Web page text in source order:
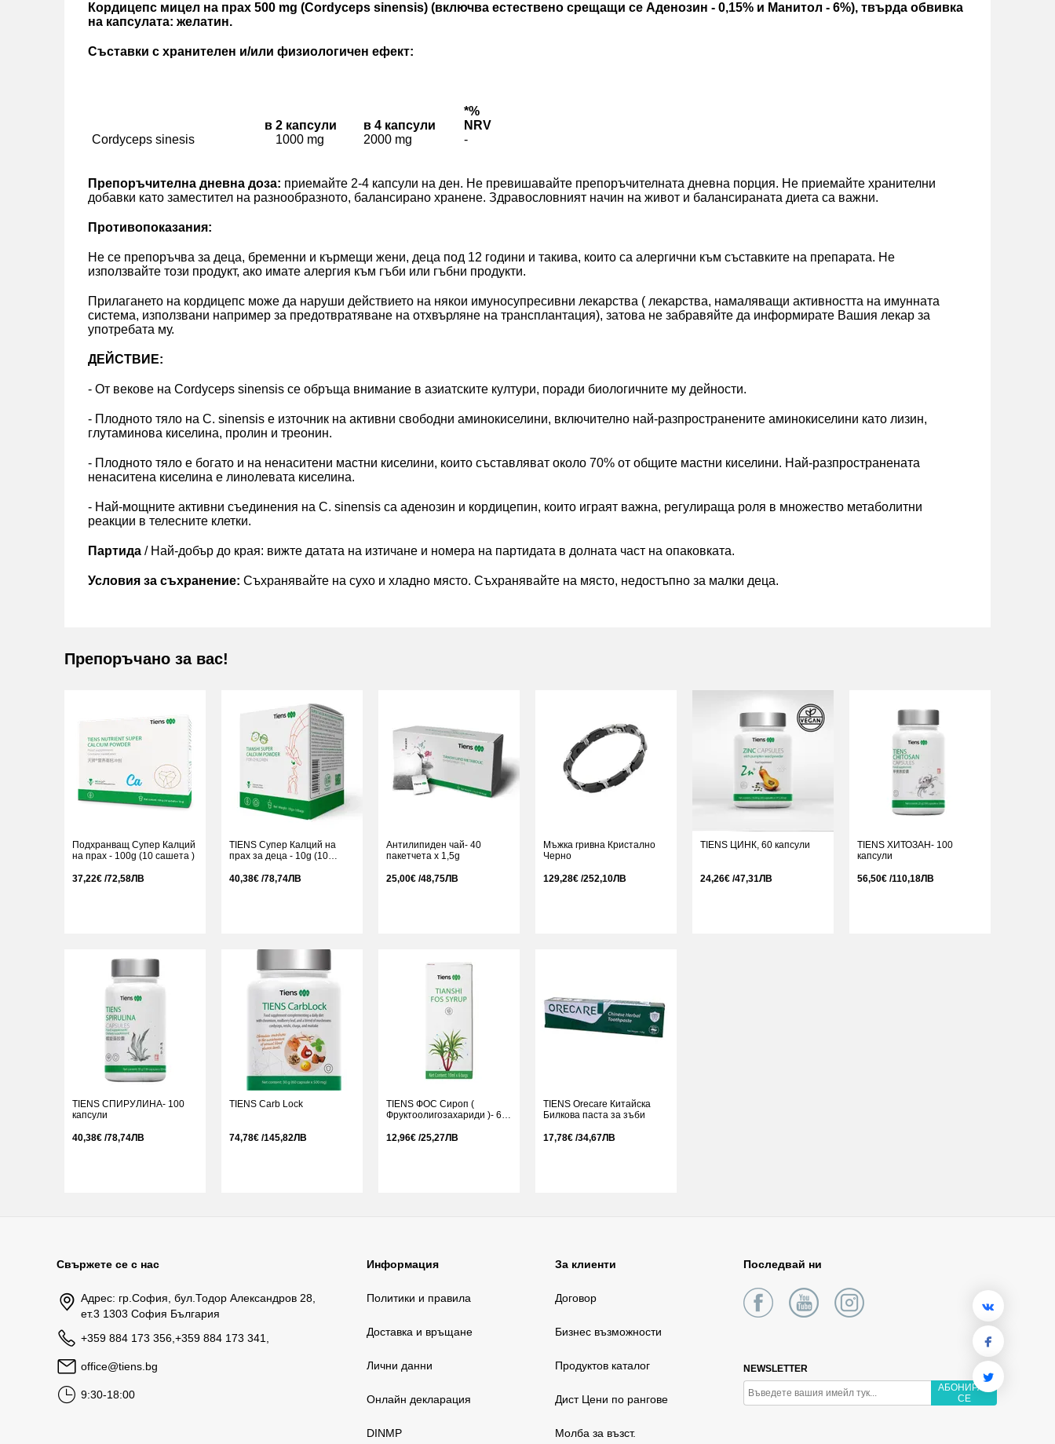
Кордицепс мицел на прах 500 mg (Cordyceps sinensis) (включва естествено срещащи се Аденозин - 0,15% и Манитол - 6%), твърда обвивка
на капсулата: желатин.
Съставки с хранителен и/или физиологичен ефект:
в 2 капсули в 4 капсули
*%
NRV
Cordyceps sinesis
1000 mg 2000 mg -
Препоръчителна дневна доза: приемайте 2-4 капсули на ден. Не превишавайте препоръчителната дневна порция. Не приемайте хранителни
добавки като заместител на разнообразното, балансирано хранене. Здравословният начин на живот и балансираната диета са важни.
Противопоказания:
Не се препоръчва за деца, бременни и кърмещи жени, деца под 12 години и такива, които са алергични към съставките на препарата. Не
използвайте този продукт, ако имате алергия към гъби или гъбни продукти.
Прилагането на кордицепс може да наруши действието на някои имуносупресивни лекарства ( лекарства, намаляващи активността на имунната
система, използвани например за предотвратяване на отхвърляне на трансплантация), затова не забравяйте да информирате Вашия лекар за
употребата му.
ДЕЙСТВИЕ:
- От векове на Cordyceps sinensis се обръща внимание в азиатските култури, поради биологичните му дейности.
- Плодното тяло на C. sinensis е източник на активни свободни аминокиселини, включително най-разпространените аминокиселини като лизин,
глутаминова киселина, пролин и треонин.
- Плодното тяло е богато и на ненаситени мастни киселини, които съставляват около 70% от общите мастни киселини. Най-разпространената
ненаситена киселина е линолевата киселина.
- Най-мощните активни съединения на C. sinensis са аденозин и кордицепин, които играят важна, регулираща роля в множество метаболитни
реакции в телесните клетки.
Партида / Най-добър до края: вижте датата на изтичане и номера на партидата в долната част на опаковката.
Условия за съхранение: Съхранявайте на сухо и хладно място. Съхранявайте на място, недостъпно за малки деца.
Препоръчано за вас!
Подхранващ Супер Калций
на прах - 100g (10 сашета )
37,22€ /72,58ЛВ
TIENS Супер Калций на
прах за деца - 10g (10
40,38€ /78,74ЛВ
Антилипиден чай- 40
пакетчета x 1,5g
25,00€ /48,75ЛВ
Мъжка гривна Кристално
Черно
129,28€ /252,10ЛВ
TIENS ЦИНК, 60 капсули
24,26€ /47,31ЛВ
TIENS ХИТОЗАН- 100
капсули
56,50€ /110,18ЛВ
TIENS СПИРУЛИНА- 100
капсули
40,38€ /78,74ЛВ
TIENS Carb Lock
74,78€ /145,82ЛВ
TIENS ФОС Сироп (
Фруктоолигозахариди )- 6
12,96€ /25,27ЛВ
TIENS Orecare Китайска
Билкова паста за зъби
17,78€ /34,67ЛВ
Свържете се с нас
Адрес: гр.София, бул.Тодор Александров 28,
ет.3 1303 София България
+359 884 173 356,+359 884 173 341,
office@tiens.bg
9:30-18:00
Информация
Политики и правила
Доставка и връщане
Лични данни
Онлайн декларация
DINMP
За клиенти
Договор
Бизнес възможности
Продуктов каталог
Дист Цени по рангове
Молба за възст.
Последвай ни
NEWSLETTER
АБОНИРАЙ
СЕ